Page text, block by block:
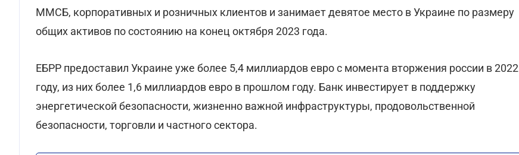
ММСБ, корпоративных и розничных клиентов и занимает девятое место в Украине по размеру
общих активов по состоянию на конец октября 2023 года.
ЕБРР предоставил Украине уже более 5,4 миллиардов евро с момента вторжения россии в 2022
году, из них более 1,6 миллиардов евро в прошлом году. Банк инвестирует в поддержку
энергетической безопасности, жизненно важной инфраструктуры, продовольственной
безопасности, торговли и частного сектора.